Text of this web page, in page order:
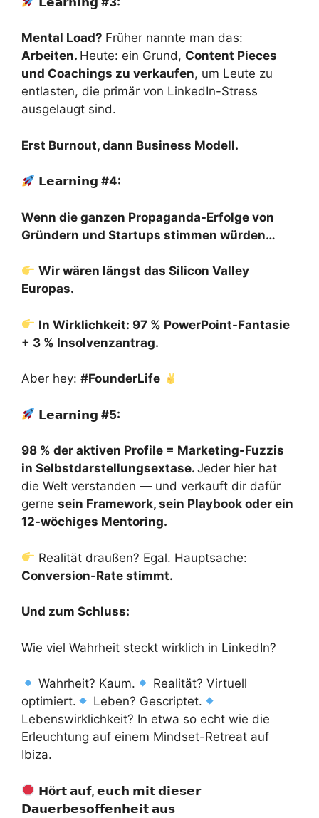
Mental Load? Früher nannte man das:
Arbeiten. Heute: ein Grund, Content Pieces
und Coachings zu verkaufen, um Leute zu
entlasten, die primär von LinkedIn-Stress
ausgelaugt sind.
Erst Burnout, dann Business Modell.
𝗟𝗲𝗮𝗿𝗻𝗶𝗻𝗴 #4:
Wenn die ganzen Propaganda-Erfolge von
Gründern und Startups stimmen würden…
Wir wären längst das Silicon Valley
Europas.
In Wirklichkeit: 97 % PowerPoint-Fantasie
+ 3 % Insolvenzantrag.
Aber hey: #FounderLife
𝗟𝗲𝗮𝗿𝗻𝗶𝗻𝗴 #5:
98 % der aktiven Profile = Marketing-Fuzzis
in Selbstdarstellungsextase. Jeder hier hat
die Welt verstanden — und verkauft dir dafür
gerne sein Framework, sein Playbook oder ein
12-wöchiges Mentoring.
Realität draußen? Egal. Hauptsache:
Conversion-Rate stimmt.
Und zum Schluss:
Wie viel Wahrheit steckt wirklich in LinkedIn?
Wahrheit? Kaum.
Realität? Virtuell
optimiert.
Leben? Gescriptet.
Lebenswirklichkeit? In etwa so echt wie die
Erleuchtung auf einem Mindset-Retreat auf
Ibiza.
𝗛ö𝗿𝘁 𝗮𝘂𝗳, 𝗲𝘂𝗰𝗵 𝗺𝗶𝘁 𝗱𝗶𝗲𝘀𝗲𝗿
𝗗𝗮𝘂𝗲𝗿𝗯𝗲𝘀𝗼𝗳𝗳𝗲𝗻𝗵𝗲𝗶𝘁 𝗮𝘂𝘀